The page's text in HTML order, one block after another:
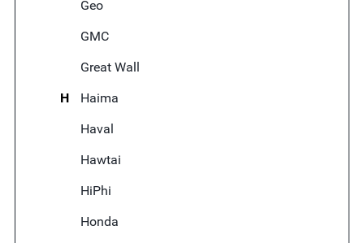
Geo
GMC
Great Wall
H
Haima
Haval
Hawtai
HiPhi
Honda